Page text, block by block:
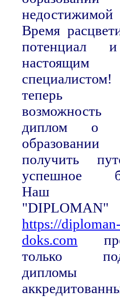
Время
потенциал
настоящим
теперь
возможность
диплом о
получить
успешное
Наш
https://
doks.com
только